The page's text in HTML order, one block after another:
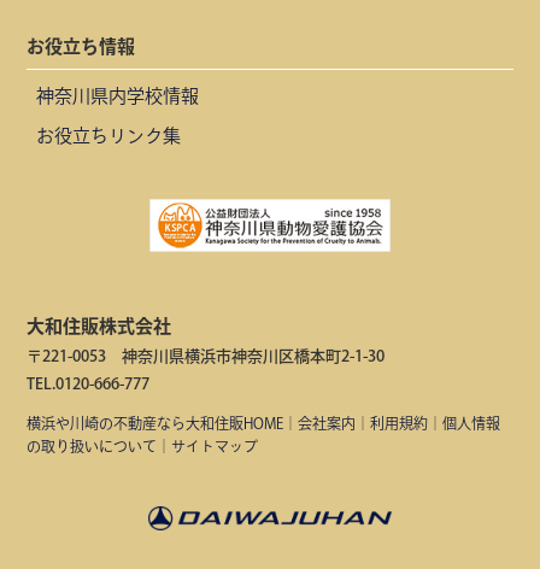
お役立ち情報
神奈川県内学校情報
お役立ちリンク集
大和住販株式会社
〒221-0053 神奈川県横浜市神奈川区橋本町2-1-30
TEL.0120-666-777
横浜や川崎の不動産なら大和住販HOME ｜会社案内 ｜利用規約 ｜個人情報
の取り扱いについて
サイトマップ